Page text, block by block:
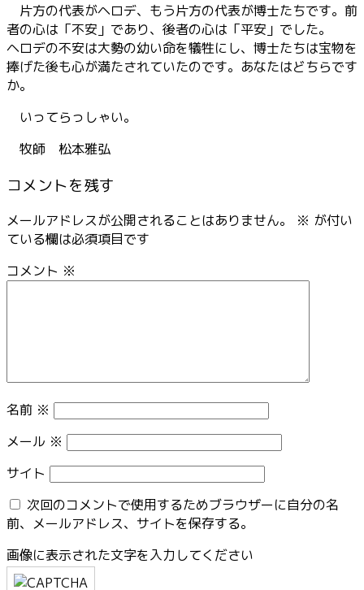
片方の代表がヘロデ、もう片方の代表が博士たちです。前
者の心は「不安」であり、後者の心は「平安」でした。
ヘロデの不安は大勢の幼い命を犠牲にし、博士たちは宝物を
捧げた後も心が満たされていたのです。あなたはどちらです
か。
いってらっしゃい。
牧師 松本雅弘
コメントを残す
メールアドレスが公開されることはありません。 ※ が付い
ている欄は必須項目です
コメント ※
名前 ※
メール ※
サイト
次回のコメントで使用するためブラウザーに自分の名
前、メールアドレス、サイトを保存する。
画像に表示された文字を入力してください